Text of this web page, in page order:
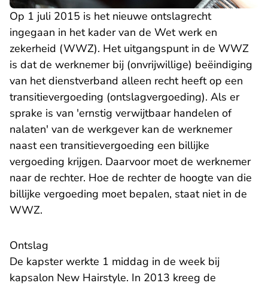
Op 1 juli 2015 is het nieuwe ontslagrecht
ingegaan in het kader van de Wet werk en
zekerheid (WWZ)- U verlaat Rechtspraak.nl
. Het uitgangspunt in de WWZ
is dat de werknemer bij (onvrijwillige) beëindiging
van het dienstverband alleen recht heeft op een
transitievergoeding (ontslagvergoeding). Als er
sprake is van 'ernstig verwijtbaar handelen of
nalaten' van de werkgever kan de werknemer
naast een transitievergoeding een billijke
vergoeding krijgen. Daarvoor moet de werknemer
naar de rechter. Hoe de rechter de hoogte van die
billijke vergoeding moet bepalen, staat niet in de
WWZ.
Ontslag
De kapster werkte 1 middag in de week bij
kapsalon New Hairstyle. In 2013 kreeg de